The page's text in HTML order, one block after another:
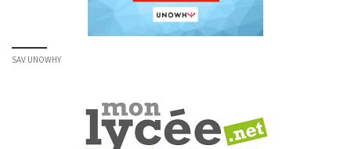
SAV UNOWHY